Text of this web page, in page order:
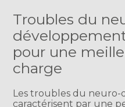
Troubles du
pour une
charge
Les troubles du neuro-
caractérisent par une